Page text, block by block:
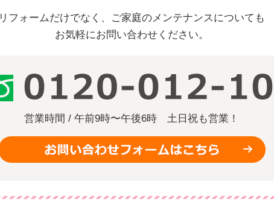
リフォームだけでなく、ご家庭のメンテナンスについても
お気軽にお問い合わせください。
営業時間 / 午前9時〜午後6時 土日祝も営業！